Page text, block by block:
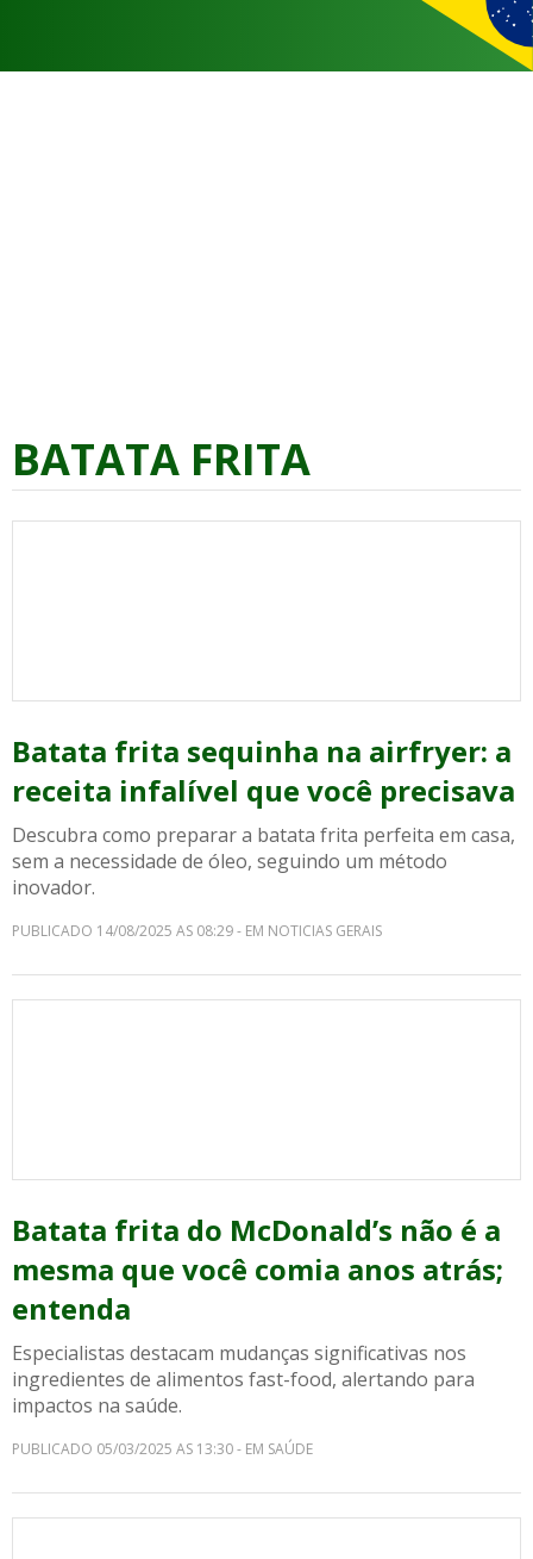
BATATA FRITA
Batata frita sequinha na airfryer: a
receita infalível que você precisava
Descubra como preparar a batata frita perfeita em casa,
sem a necessidade de óleo, seguindo um método
inovador.
PUBLICADO 14/08/2025 AS 08:29 - EM NOTICIAS GERAIS
Batata frita do McDonald’s não é a
mesma que você comia anos atrás;
entenda
Especialistas destacam mudanças significativas nos
ingredientes de alimentos fast-food, alertando para
impactos na saúde.
PUBLICADO 05/03/2025 AS 13:30 - EM SAÚDE